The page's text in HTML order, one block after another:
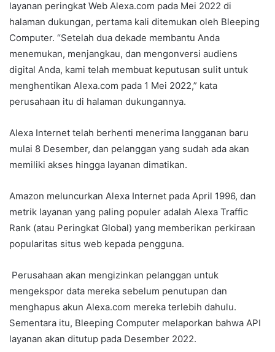
layanan peringkat Web Alexa.com pada Mei 2022 di
halaman dukungan, pertama kali ditemukan oleh Bleeping
Computer. “Setelah dua dekade membantu Anda
menemukan, menjangkau, dan mengonversi audiens
digital Anda, kami telah membuat keputusan sulit untuk
menghentikan Alexa.com pada 1 Mei 2022,” kata
perusahaan itu di halaman dukungannya.
Alexa Internet telah berhenti menerima langganan baru
mulai 8 Desember, dan pelanggan yang sudah ada akan
memiliki akses hingga layanan dimatikan.
Amazon meluncurkan Alexa Internet pada April 1996, dan
metrik layanan yang paling populer adalah Alexa Traffic
Rank (atau Peringkat Global) yang memberikan perkiraan
popularitas situs web kepada pengguna.
Perusahaan akan mengizinkan pelanggan untuk
mengekspor data mereka sebelum penutupan dan
menghapus akun Alexa.com mereka terlebih dahulu.
Sementara itu, Bleeping Computer melaporkan bahwa API
layanan akan ditutup pada Desember 2022.